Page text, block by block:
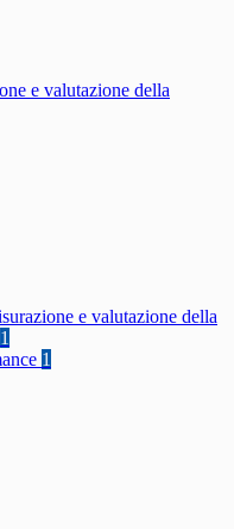
e valutazione della
e valutazione della
1
1